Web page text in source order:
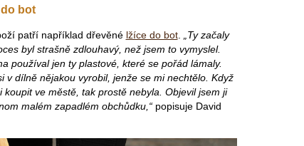
bot
patří například dřevěné lžíce do bot. „Ty začaly
byl strašně zdlouhavý, než jsem to vymyslel.
používal jen ty plastové, které se pořád lámaly.
v dílně nějakou vyrobil, jenže se mi nechtělo. Když
ve městě, tak prostě nebyla. Objevil jsem ji
malém zapadlém obchůdku,“popisuje David